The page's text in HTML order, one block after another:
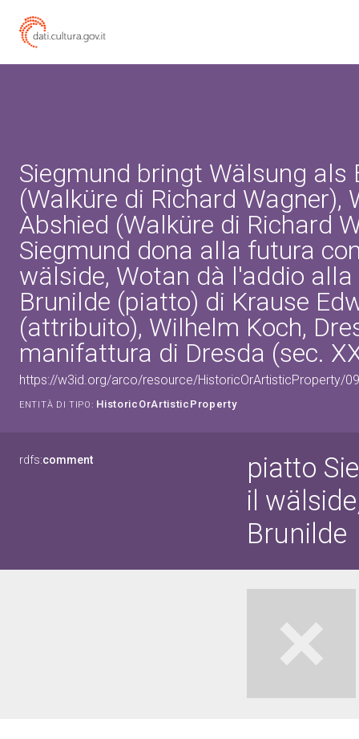
Siegmund bringt Wälsung als
(Walküre di Richard Wagner),
Abshied (Walküre di Richard
Siegmund dona alla futura
wälside, Wotan dà l'addio
Brunilde (piatto) di Krause
(attribuito), Wilhelm Koch,
manifattura di Dresda (sec.
https://w3id.org/arco/resource/HistoricOrArtisticProperty/
ENTITÀ DI TIPO: HistoricOrArtisticProperty
rdfs:comment
piatto
il
Brunilde